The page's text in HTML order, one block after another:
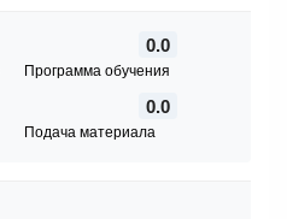
0.0
Программа обучения
0.0
Подача материала